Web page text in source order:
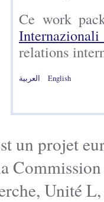
Ce work
relations
العربية English
un projet
Unité